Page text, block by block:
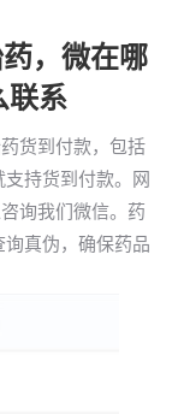
，微在哪
联系
货到付款，包括
持货到付款。网
询我们微信。药
真伪，确保药品